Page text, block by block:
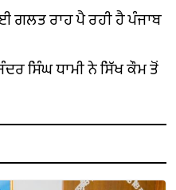
ਗਲਤ ਰਾਹ ਪੈ ਰਹੀ ਹੈ ਪੰਜਾਬ
ਸਿੰਘ ਧਾਮੀ ਨੇ ਸਿੱਖ ਕੌਮ ਤੋਂ